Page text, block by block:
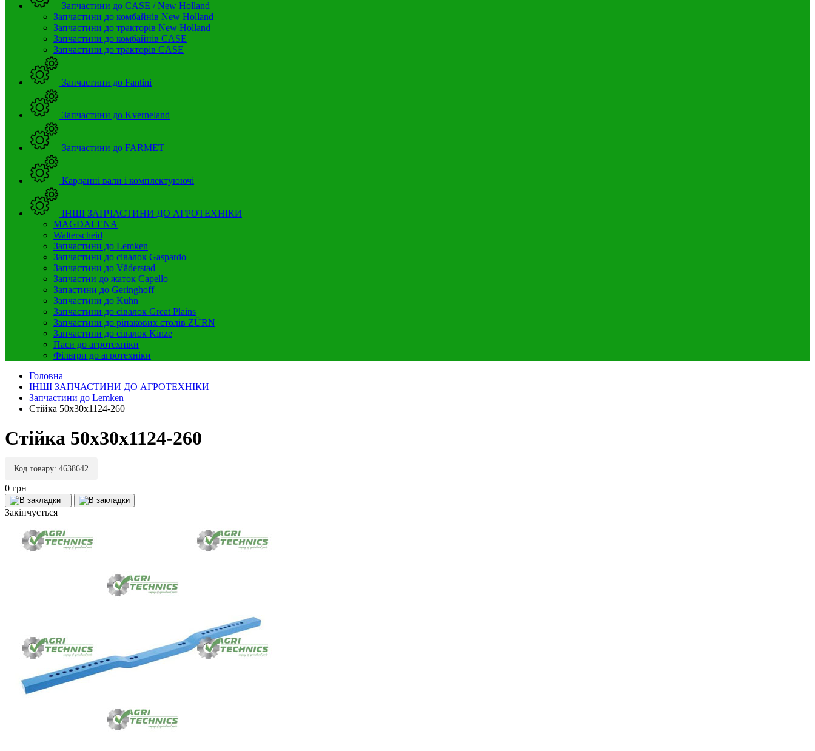
Запчастини до CASE / New Holland
Запчастини до комбайнів New Holland
Запчастини до тракторів New Holland
Запчастини до комбайнів CASE
Запчастини до тракторів CASE
Запчастини до Fantini
Запчастини до Kverneland
Запчастини до FARMET
Карданні вали і комплектуюючі
ІНШІ ЗАПЧАСТИНИ ДО АГРОТЕХНІКИ
MAGDALENA
Walterscheid
Запчастини до Lemken
Запчастини до сівалок Gaspardo
Запчастини до Väderstad
Запчастни до жаток Capello
Запастини до Geringhoff
Запчастини до Kuhn
Запчастини до сівалок Great Plains
Запчастини до ріпакових столів ZÜRN
Запчастини до сівалок Kinze
Паси до агротехніки
Фільтри до агротехніки
Головна
ІНШІ ЗАПЧАСТИНИ ДО АГРОТЕХНІКИ
Запчастини до Lemken
Стійка 50x30x1124-260
Стійка 50x30x1124-260
Код товару: 4638642
0 грн
Закінчується